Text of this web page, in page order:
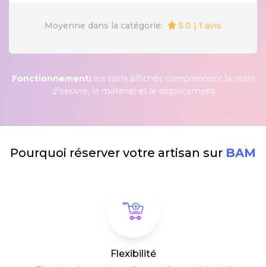
Moyenne dans la catégorie: 5.0 | 1 avis
Fonctionnement: les tarifs affichés comprennent la main
d'oeuvre, le matériel et le déplacement
Pourquoi réserver votre artisan sur BAM
Flexibilité